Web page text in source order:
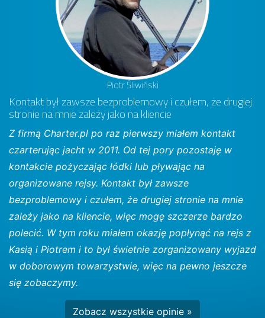
Piotr Śliwiński
Kontakt był zawsze bezproblemowy i czułem, że drugiej
stronie na mnie zależy jako na kliencie
Z firmą Charter.pl po raz pierwszy miałem kontakt
czarterując jacht w 2011. Od tej pory pozostaję w
kontakcie pożyczając łódki lub pływając na
organizowane rejsy. Kontakt był zawsze
bezproblemowy i czułem, że drugiej stronie na mnie
zależy jako na kliencie, więc mogę szczerze bardzo
polecić. W tym roku miałem okazję popłynąć na rejs z
Kasią i Piotrem i to był świetnie zorganizowany wyjazd
w doborowym towarzystwie, więc na pewno jeszcze
się zobaczymy.
Zobacz wszystkie opinie »